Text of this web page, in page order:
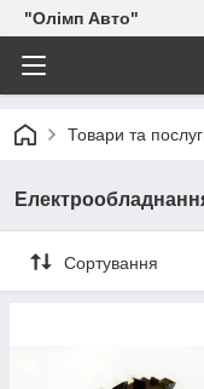
"Олімп Авто"
Товари та
Сортування